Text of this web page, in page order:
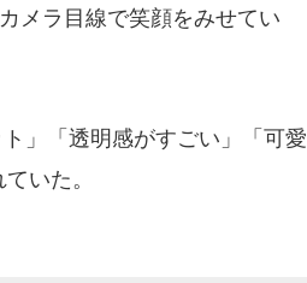
メラ目線で笑顔をみせてい
」「透明感がすごい」「可愛
いた。